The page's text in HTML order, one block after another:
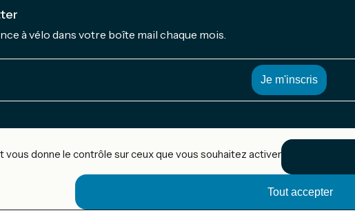
à vélo dans votre boîte mail chaque mois.
donne le contrôle sur ceux que vous souhaitez activer
Tout accepter